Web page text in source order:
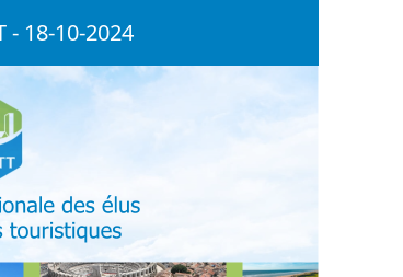
- 18-10-2024